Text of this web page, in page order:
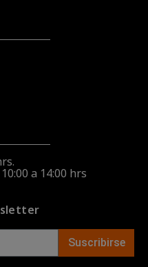
a 14:00 hrs
Suscribirse